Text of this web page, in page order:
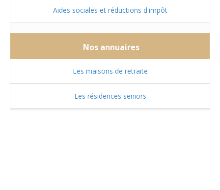
Aides sociales et réductions d'impôt
Nos annuaires
Les maisons de retraite
Les résidences seniors